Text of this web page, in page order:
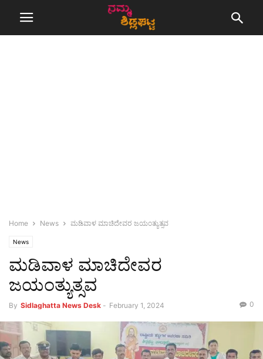
Home News ಮಡಿವಾಳ ಮಾಚಿದೇವರ ಜಯಂತ್ಯುತ್ಸವ
News
ಮಡಿವಾಳ ಮಾಚಿದೇವರ
ಜಯಂತ್ಯುತ್ಸವ
By Sidlaghatta News Desk - February 1, 2024 0